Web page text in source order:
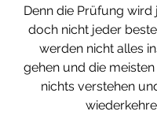
Denn die Prüfung wird
doch nicht jeder
werden nicht alles
gehen und die
nichts verstehen